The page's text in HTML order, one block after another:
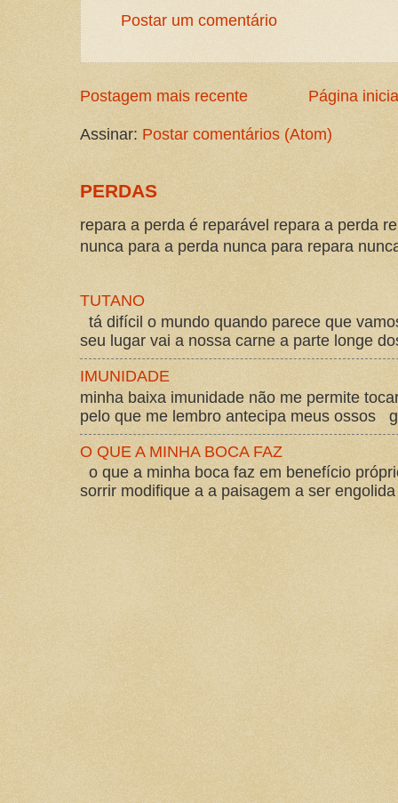
Postar um comentário
Postagem mais recente Página
Assinar: Postar comentários (Atom)
PERDAS
repara a perda é reparável repara a perda
nunca para a perda nunca para repara
TUTANO
tá difícil o mundo quando parece que
seu lugar vai a nossa carne a parte longe
IMUNIDADE
minha baixa imunidade não me permite
pelo que me lembro antecipa meus ossos
O QUE A MINHA BOCA FAZ
o que a minha boca faz em benefício
sorrir modifique a a paisagem a ser